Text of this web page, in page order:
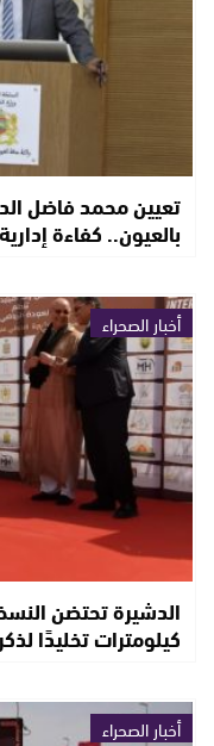
تعيين محمد فاضل
بالعيون.. كفاءة
أخبار الصحراء
كيلومترات تخليدًا
أخبار الصحراء